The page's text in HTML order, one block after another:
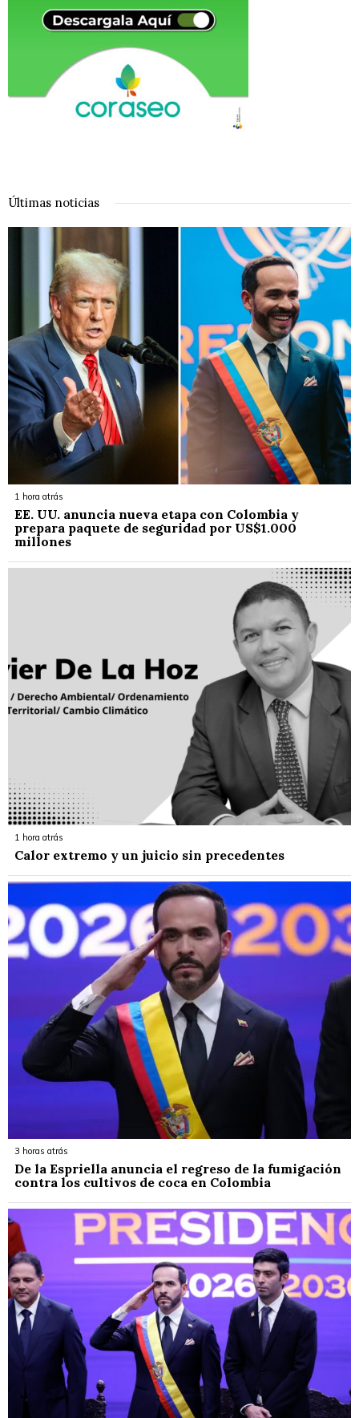
Últimas noticias
1 hora atrás
EE. UU. anuncia nueva etapa con Colombia y
prepara paquete de seguridad por US$1.000
millones
1 hora atrás
Calor extremo y un juicio sin precedentes
3 horas atrás
De la Espriella anuncia el regreso de la fumigación
contra los cultivos de coca en Colombia